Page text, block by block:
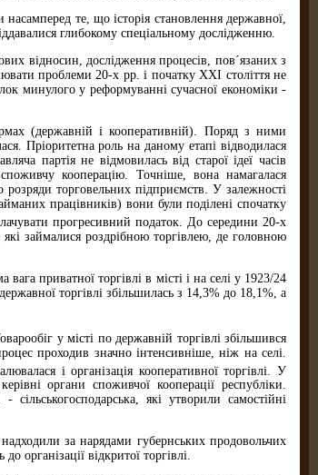
насамперед те, що історія становлення державної,
глибокому спеціальному дослідженню.
відносин, дослідження процесів, пов´язаних з
проблеми 20-х рр. і початку XXI століття не
минулого у реформуванні сучасної економіки -
(державній і кооперативній). Поряд з ними
Пріоритетна роль на даному етапі відводилася
партія не відмовилась від старої ідеї часів
кооперацію. Точніше, вона намагалася
розряди торговельних підприємств. У залежності
працівників) вони були поділені спочатку
прогресивний податок. До середини 20-х
займалися роздрібною торгівлею, де головною
приватної торгівлі в місті і на селі у 1923/24
торгівлі збільшилась з 14,3% до 18,1%, а
у місті по державній торгівлі збільшився
проходив значно інтенсивніше, ніж на селі.
і організація кооперативної торгівлі. У
органи споживчої кооперації республіки.
які утворили самостійні
за нарядами губернських продовольчих
організації відкритої торгівлі.